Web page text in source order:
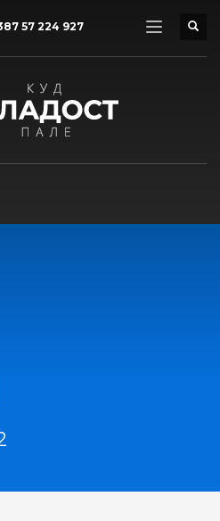
57 224 927